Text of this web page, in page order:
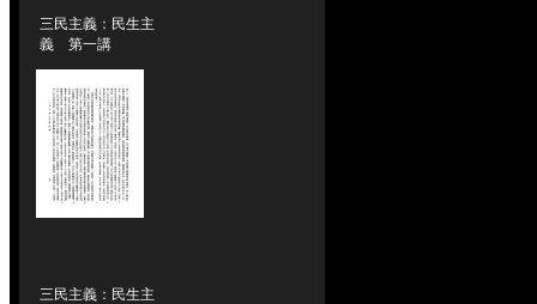
三民主義：民生主
義 第一講
三民主義：民生主